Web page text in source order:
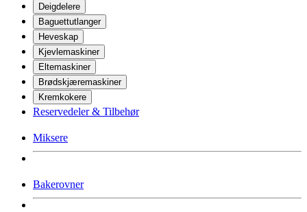
Deigdelere
Baguettutlanger
Heveskap
Kjevlemaskiner
Eltemaskiner
Brødskjæremaskiner
Kremkokere
Reservedeler & Tilbehør
Miksere
Bakerovner